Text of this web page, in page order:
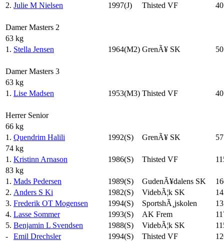
2. Julie M Nielsen 1997(J) Thisted VF 40
Damer Masters 2
63 kg
1. Stella Jensen 1964(M2) GrenÃ¥ SK 50
Damer Masters 3
63 kg
1. Lise Madsen 1953(M3) Thisted VF 40
Herrer Senior
66 kg
1. Quendrim Halili 1992(S) GrenÃ¥ SK
74 kg
1. Kristinn Arnason 1986(S) Thisted VF
83 kg
1. Mads Pedersen 1989(S) GudenÃ¥dalens SK
2. Anders S Ki 1982(S) VidebÃ¦k SK
3. Frederik OT Mogensen 1994(S) SportshÃ¸jskolen
4. Lasse Sommer 1993(S) AK Frem
5. Benjamin L Svendsen 1988(S) VidebÃ¦k SK
-
Emil Drechsler 1994(S) Thisted VF